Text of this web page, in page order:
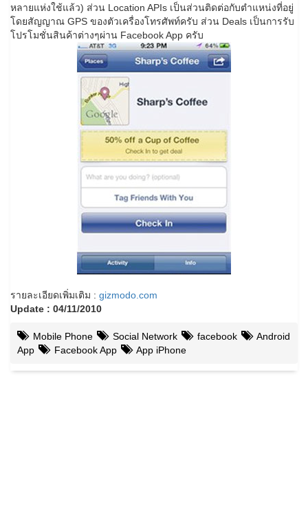
หลายแห่งใช้แล้ว) ส่วน Location APIs เป็นส่วนติดต่อกับตำแหน่งที่อยู่
โดยสัญญาณ GPS ของตัวเครื่องโทรศัพท์ครับ ส่วน Deals เป็นการรับ
โปรโมชั่นสินค้าต่างๆผ่าน Facebook App ครับ
รายละเอียดเพิ่มเติม : gizmodo.com
Update : 04/11/2010
Mobile Phone Social Network facebook
Android
App
Facebook App App iPhone